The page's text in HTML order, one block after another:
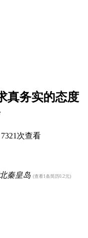
真务实的态度
次查看
秦皇岛 (查看1条简历0.2元)